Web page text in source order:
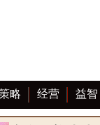
略 经营 益智